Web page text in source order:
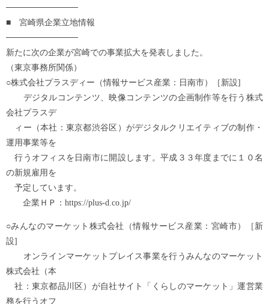
────────────
■ 宮崎県企業立地情報
────────────
新たに次の企業が宮崎での事業拡大を発表しました。
（東京事務所関係）
○株式会社プラスディー（情報サービス産業：日南市）［新設]
デジタルコンテンツ、映像コンテンツの企画制作等を行う株式
会社プラスデ
ィー（本社：東京都渋谷区）がデジタルクリエイティブの制作・
運用事業等を
行うオフィスを日南市に開設します。平成３３年度までに１０名
の新規雇用を
予定しています。
企業ＨＰ：https://plus-d.co.jp/
○みんなのマーケット株式会社（情報サービス産業：宮崎市）［新
設]
オンラインマーケットプレイス事業を行うみんなのマーケット
株式会社（本
社：東京都品川区）が自社サイト「くらしのマーケット」運営業
務を行うオフ